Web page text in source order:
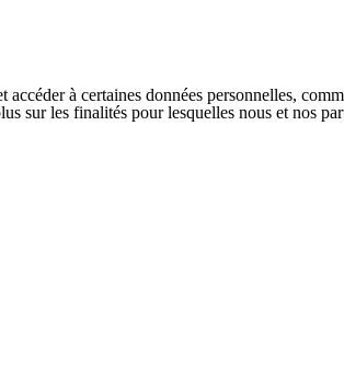
à certaines données personnelles,
sur les finalités pour lesquelles nous et nos